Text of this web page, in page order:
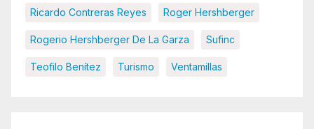
Ricardo Contreras Reyes Roger Hershberger
Rogerio Hershberger De La Garza Sufinc
Teofilo Benítez Turismo Ventamillas